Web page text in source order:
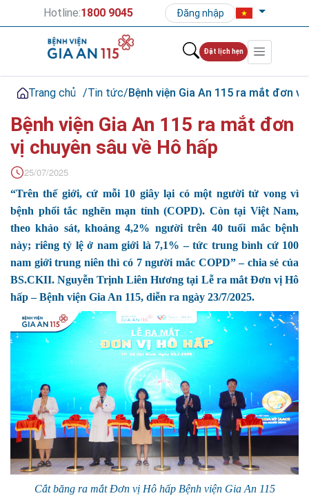
Hotline:1800 9045 Đăng nhập
Đặt lịch hẹn
Trang chủ /Tin tức/Bệnh viện Gia An 115 ra mắt đơn vị
Bệnh viện Gia An 115 ra mắt đơn
vị chuyên sâu về Hô hấp
25/07/2025
“Trên thế giới, cứ mỗi 10 giây lại có một người tử vong vì
bệnh phổi tắc nghẽn mạn tính (COPD). Còn tại Việt Nam,
theo khảo sát, khoảng 4,2% người trên 40 tuổi mắc bệnh
này; riêng tỷ lệ ở nam giới là 7,1% – tức trung bình cứ 100
nam giới trung niên thì có 7 người mắc COPD” – chia sẻ của
BS.CKII. Nguyễn Trịnh Liên Hương tại Lễ ra mắt Đơn vị Hô
hấp – Bệnh viện Gia An 115, diễn ra ngày 23/7/2025.
Cắt băng ra mắt Đơn vị Hô hấp Bệnh viện Gia An 115